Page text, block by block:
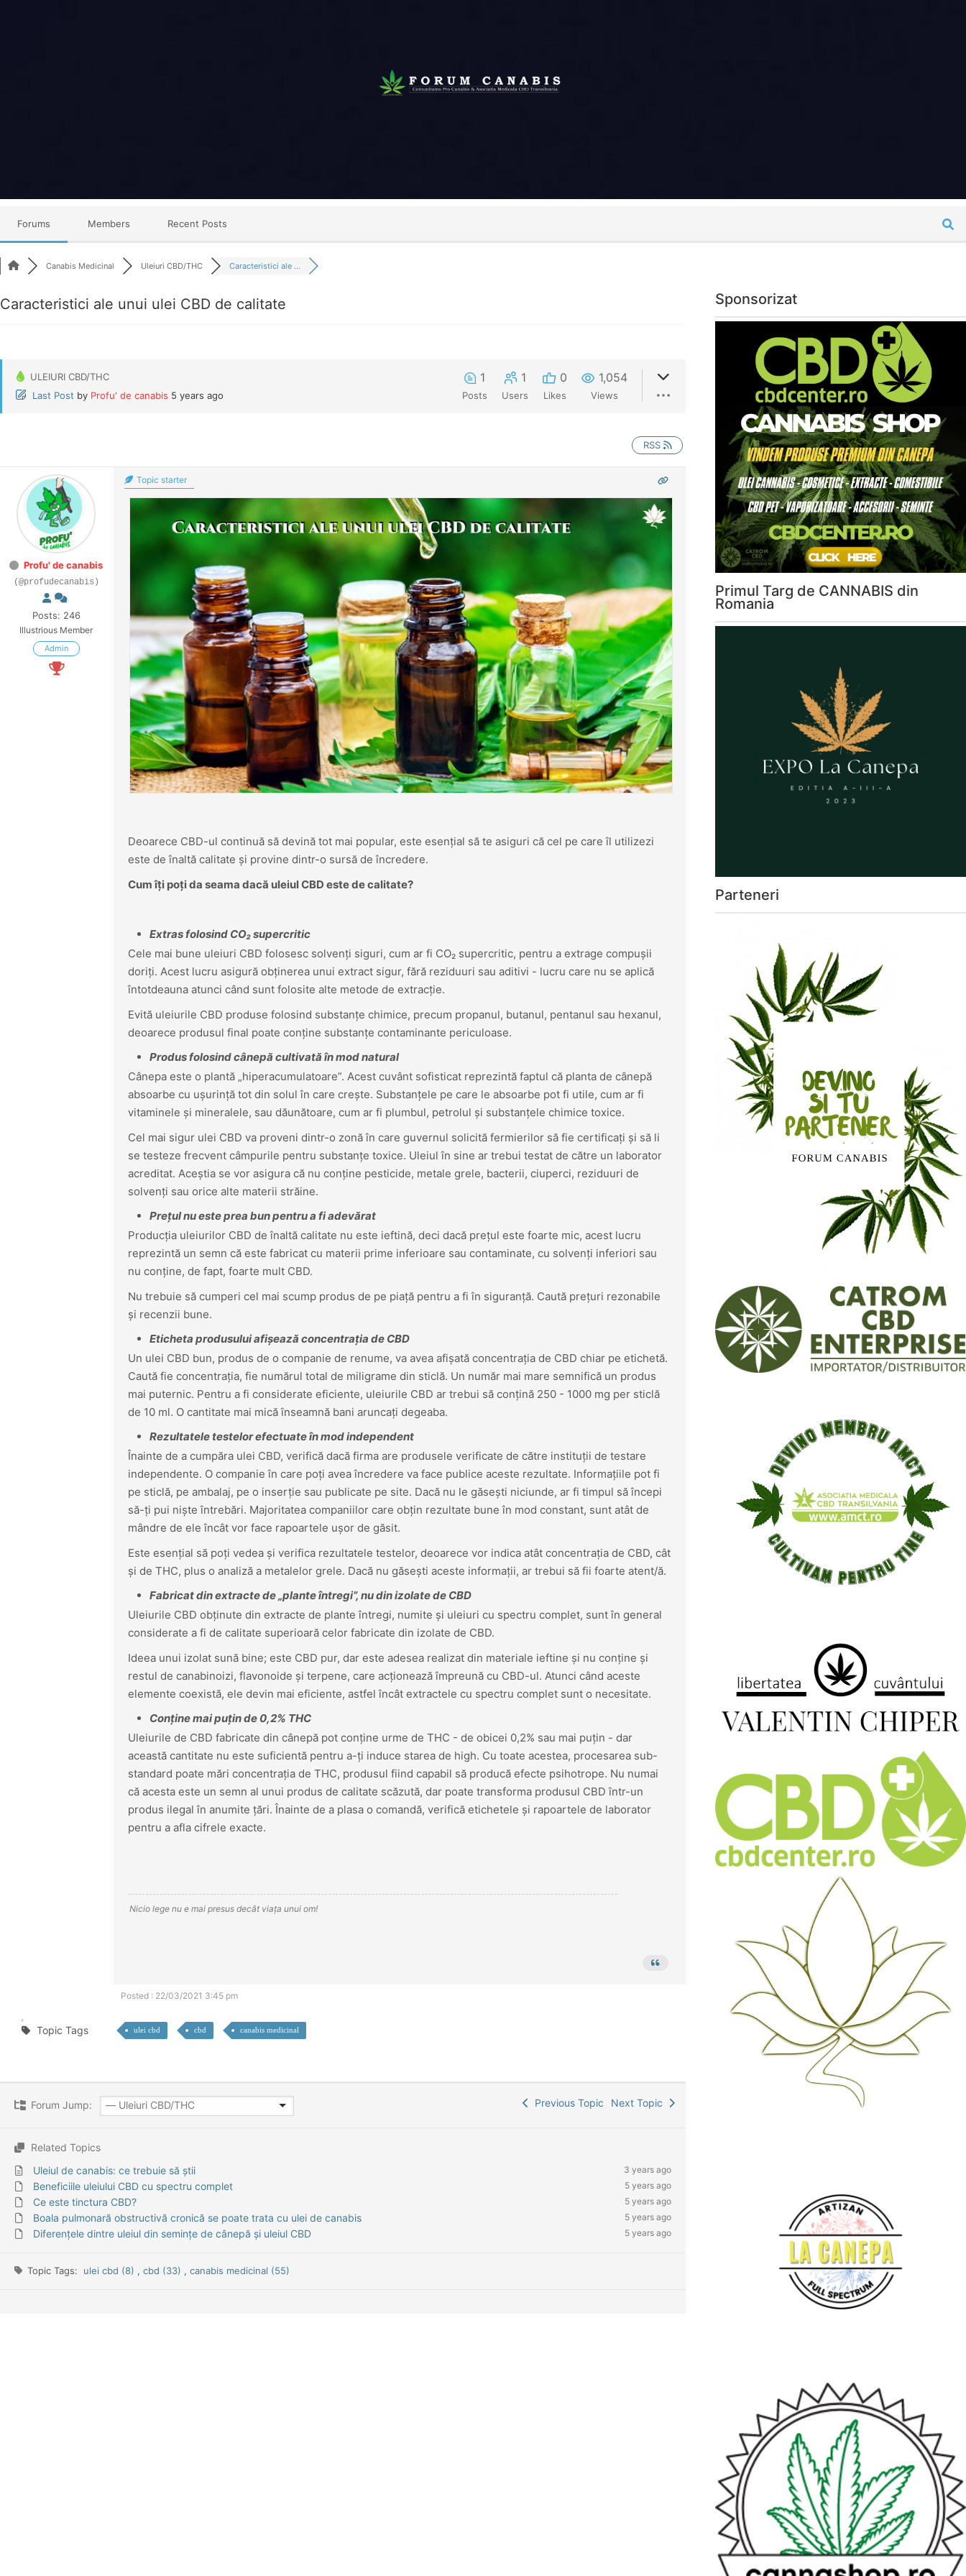
Forums Members Recent Posts
Canabis Medicinal Uleiuri CBD/THC Caracteristici ale ...
Caracteristici ale unui ulei CBD de calitate
ULEIURI CBD/THC
Last Post by Profu' de canabis 5 years ago
1
Posts
1
Users
0
Likes
1,054
Views
RSS
Profu' de canabis
(@profudecanabis)
Posts: 246
Illustrious Member
Admin
Topic starter
Deoarece CBD-ul continuă să devină tot mai popular, este esențial să te asiguri că cel pe care îl utilizezi
este de înaltă calitate și provine dintr-o sursă de încredere.
Cum îți poți da seama dacă uleiul CBD este de calitate?
Extras folosind CO₂ supercritic
Cele mai bune uleiuri CBD folosesc solvenți siguri, cum ar fi CO₂ supercritic, pentru a extrage compușii
doriți. Acest lucru asigură obținerea unui extract sigur, fără reziduuri sau aditivi - lucru care nu se aplică
întotdeauna atunci când sunt folosite alte metode de extracție.
Evită uleiurile CBD produse folosind substanțe chimice, precum propanul, butanul, pentanul sau hexanul,
deoarece produsul final poate conține substanțe contaminante periculoase.
Produs folosind cânepă cultivată în mod natural
Cânepa este o plantă „hiperacumulatoare”. Acest cuvânt sofisticat reprezintă faptul că planta de cânepă
absoarbe cu ușurință tot din solul în care crește. Substanțele pe care le absoarbe pot fi utile, cum ar fi
vitaminele și mineralele, sau dăunătoare, cum ar fi plumbul, petrolul și substanțele chimice toxice.
Cel mai sigur ulei CBD va proveni dintr-o zonă în care guvernul solicită fermierilor să fie certificați și să li
se testeze frecvent câmpurile pentru substanțe toxice. Uleiul în sine ar trebui testat de către un laborator
acreditat. Aceștia se vor asigura că nu conține pesticide, metale grele, bacterii, ciuperci, reziduuri de
solvenți sau orice alte materii străine.
Prețul nu este prea bun pentru a fi adevărat
Producția uleiurilor CBD de înaltă calitate nu este ieftină, deci dacă prețul este foarte mic, acest lucru
reprezintă un semn că este fabricat cu materii prime inferioare sau contaminate, cu solvenți inferiori sau
nu conține, de fapt, foarte mult CBD.
Nu trebuie să cumperi cel mai scump produs de pe piață pentru a fi în siguranță. Caută prețuri rezonabile
și recenzii bune.
Eticheta produsului afișează concentrația de CBD
Un ulei CBD bun, produs de o companie de renume, va avea afișată concentrația de CBD chiar pe etichetă.
Caută fie concentrația, fie numărul total de miligrame din sticlă. Un număr mai mare semnifică un produs
mai puternic. Pentru a fi considerate eficiente, uleiurile CBD ar trebui să conțină 250 - 1000 mg per sticlă
de 10 ml. O cantitate mai mică înseamnă bani aruncați degeaba.
Rezultatele testelor efectuate în mod independent
Înainte de a cumpăra ulei CBD, verifică dacă firma are produsele verificate de către instituții de testare
independente. O companie în care poți avea încredere va face publice aceste rezultate. Informațiile pot fi
pe sticlă, pe ambalaj, pe o inserție sau publicate pe site. Dacă nu le găsești niciunde, ar fi timpul să începi
să-ți pui niște întrebări. Majoritatea companiilor care obțin rezultate bune în mod constant, sunt atât de
mândre de ele încât vor face rapoartele ușor de găsit.
Este esențial să poți vedea și verifica rezultatele testelor, deoarece vor indica atât concentrația de CBD, cât
și de THC, plus o analiză a metalelor grele. Dacă nu găsești aceste informații, ar trebui să fii foarte atent/ă.
Fabricat din extracte de „plante întregi”, nu din izolate de CBD
Uleiurile CBD obținute din extracte de plante întregi, numite și uleiuri cu spectru complet, sunt în general
considerate a fi de calitate superioară celor fabricate din izolate de CBD.
Ideea unui izolat sună bine; este CBD pur, dar este adesea realizat din materiale ieftine și nu conține și
restul de canabinoizi, flavonoide și terpene, care acționează împreună cu CBD-ul. Atunci când aceste
elemente coexistă, ele devin mai eficiente, astfel încât extractele cu spectru complet sunt o necesitate.
Conține mai puțin de 0,2% THC
Uleiurile de CBD fabricate din cânepă pot conține urme de THC - de obicei 0,2% sau mai puțin - dar
această cantitate nu este suficientă pentru a-ți induce starea de high. Cu toate acestea, procesarea sub-
standard poate mări concentrația de THC, produsul fiind capabil să producă efecte psihotrope. Nu numai
că acesta este un semn al unui produs de calitate scăzută, dar poate transforma produsul CBD într-un
produs ilegal în anumite țări. Înainte de a plasa o comandă, verifică etichetele și rapoartele de laborator
pentru a afla cifrele exacte.
Nicio lege nu e mai presus decât viața unui om!
Posted : 22/03/2021 3:45 pm
Topic Tags ulei cbd cbd canabis medicinal
Forum Jump: Previous Topic Next Topic
Related Topics
Uleiul de canabis: ce trebuie să știi
3 years ago
Beneficiile uleiului CBD cu spectru complet 5 years ago
Ce este tinctura CBD? 5 years ago
Boala pulmonară obstructivă cronică se poate trata cu ulei de canabis 5 years ago
Diferențele dintre uleiul din semințe de cânepă și uleiul CBD 5 years ago
Topic Tags: ulei cbd (8) , cbd (33) , canabis medicinal (55)
Sponsorizat
Primul Targ de CANNABIS din
Romania
Parteneri